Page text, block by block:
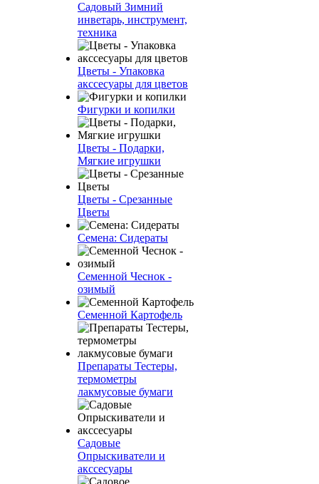
Садовый Зимний
инветарь, инструмент,
техника
Цветы - Упаковка
акссесуары для цветов
Фигурки и копилки
Цветы - Подарки,
Мягкие игрушки
Цветы - Срезанные
Цветы
Семена: Сидераты
Семенной Чеснок -
озимый
Семенной Картофель
Препараты Тестеры,
термометры
лакмусовые бумаги
Садовые
Опрыскиватели и
акссесуары